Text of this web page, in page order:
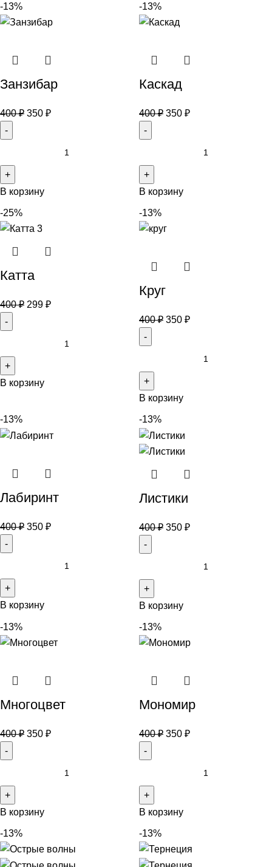
-13%
Занзибар
400₽ 350 ₽
В корзину
-13%
Каскад
400₽ 350 ₽
В корзину
-25%
Катта
400₽ 299 ₽
В корзину
-13%
Круг
400₽ 350 ₽
В корзину
-13%
Лабиринт
400₽ 350 ₽
В корзину
-13%
Листики
400₽ 350 ₽
В корзину
-13%
Многоцвет
400₽ 350 ₽
В корзину
-13%
Мономир
400₽ 350 ₽
В корзину
-13% -13%